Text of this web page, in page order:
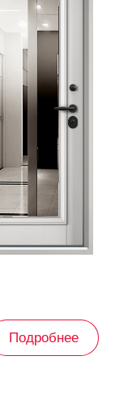
Подробнее